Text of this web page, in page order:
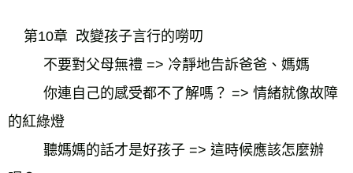
    第10章  改變孩子言行的嘮叨
不要對父母無禮 => 冷靜地告訴爸爸、媽媽
你連自己的感受都不了解嗎？ => 情緒就像故障
的紅綠燈
聽媽媽的話才是好孩子 => 這時候應該怎麼辦